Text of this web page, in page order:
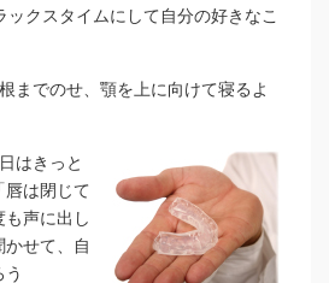
ックスタイムにして自分の好きなこ
までのせ、顎を上に向けて寝るよ
はきっと
唇は閉じて
声に出し
せて、自